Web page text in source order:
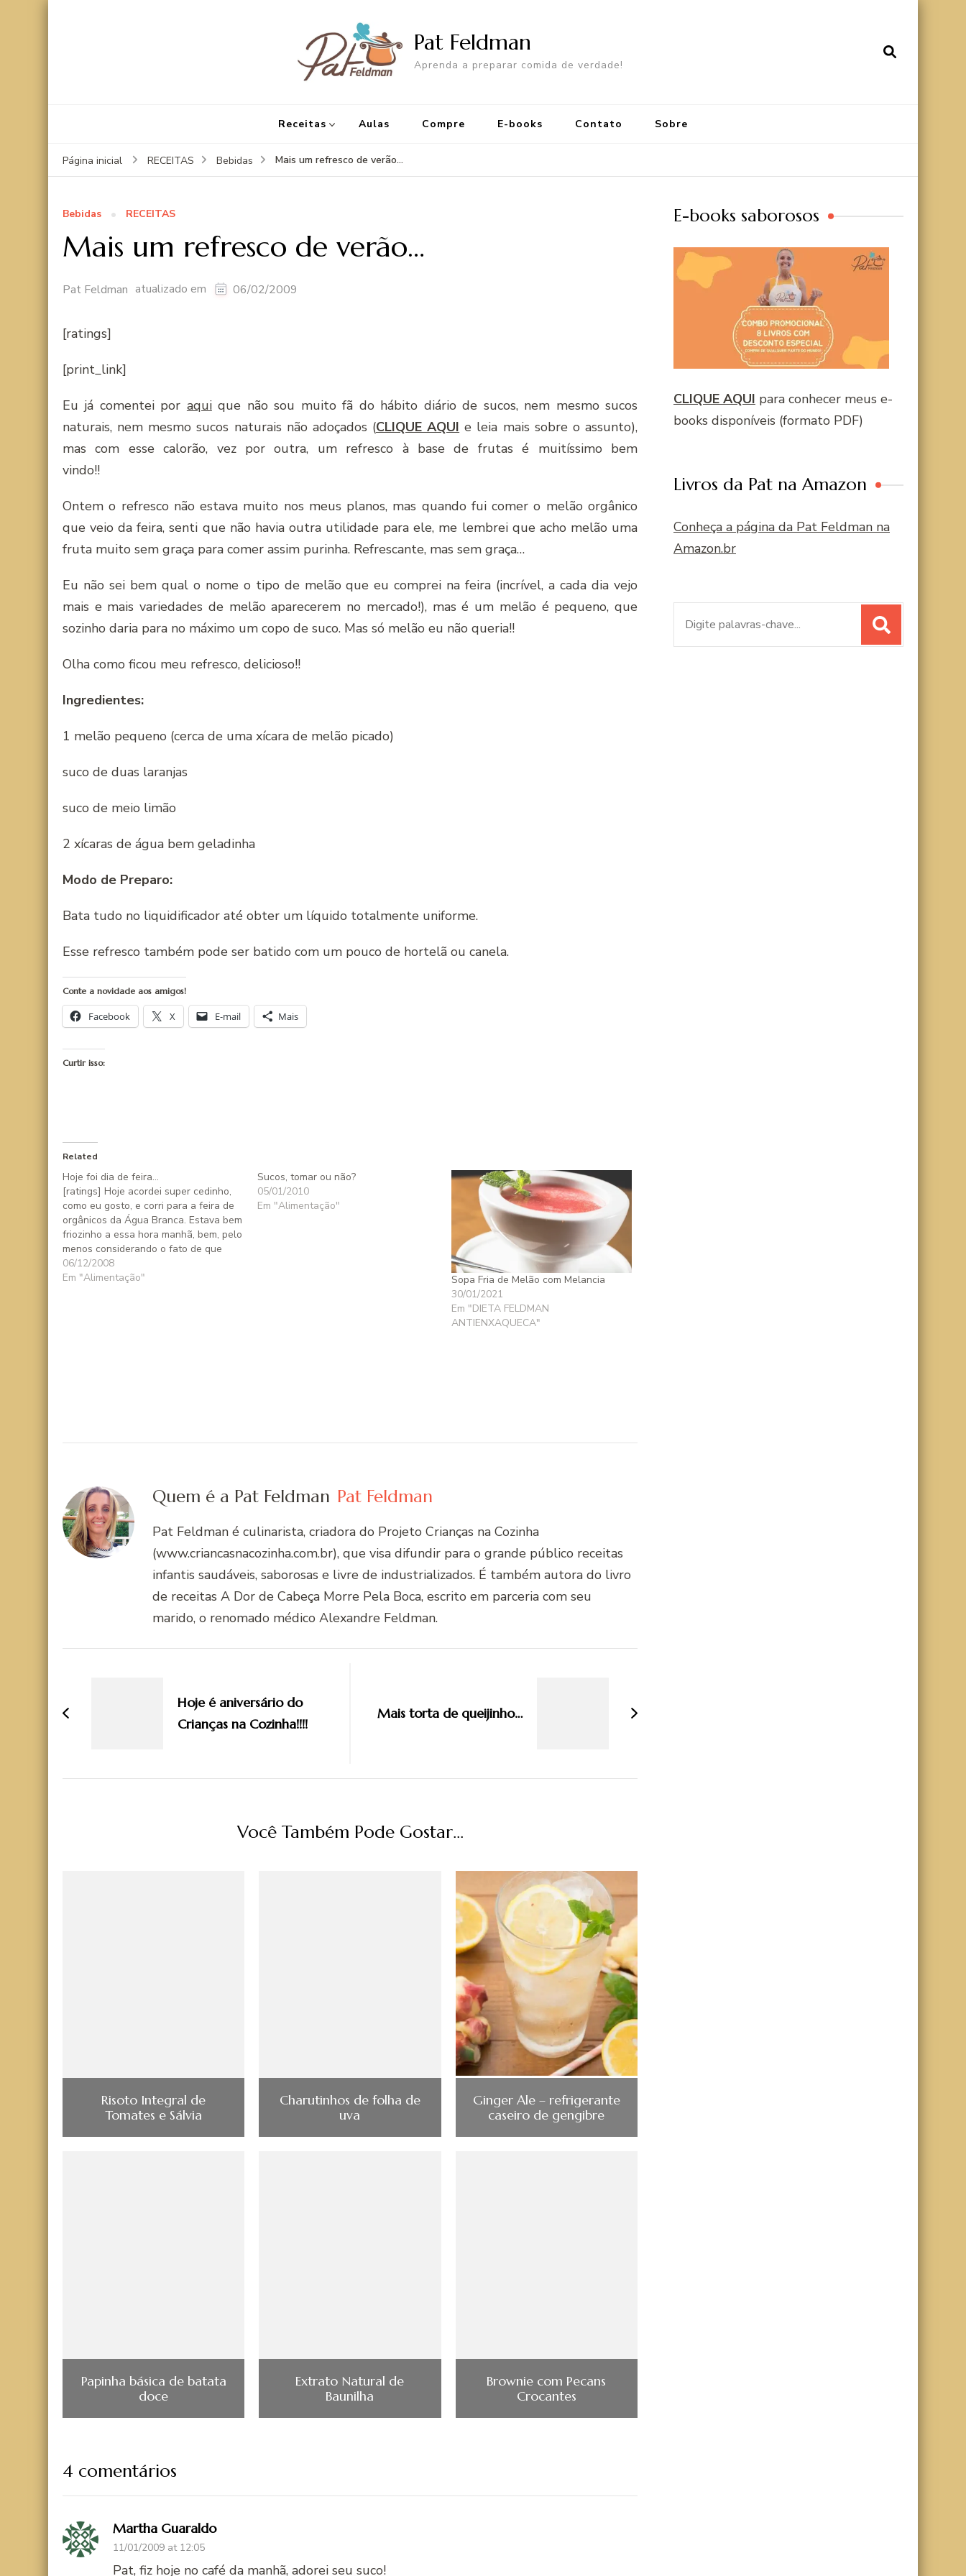
Pat Feldman
Aprenda a preparar comida de verdade!
Receitas Aulas Compre E-books Contato Sobre
Página inicial RECEITAS Bebidas Mais um refresco de verão…
Bebidas RECEITAS
Mais um refresco de verão…
Pat Feldman atualizado em 06/02/2009
[ratings]
[print_link]
Eu já comentei por aquique não sou muito fã do hábito diário de sucos, nem mesmo sucos
naturais, nem mesmo sucos naturais não adoçados (CLIQUE AQUI e leia mais sobre o assunto),
mas com esse calorão, vez por outra, um refresco à base de frutas é muitíssimo bem
vindo!!
Ontem o refresco não estava muito nos meus planos, mas quando fui comer o melão orgânico
que veio da feira, senti que não havia outra utilidade para ele, me lembrei que acho melão uma
fruta muito sem graça para comer assim purinha. Refrescante, mas sem graça…
Eu não sei bem qual o nome o tipo de melão que eu comprei na feira (incrível, a cada dia vejo
mais e mais variedades de melão aparecerem no mercado!), mas é um melão é pequeno, que
sozinho daria para no máximo um copo de suco. Mas só melão eu não queria!!
Olha como ficou meu refresco, delicioso!!
Ingredientes:
1 melão pequeno (cerca de uma xícara de melão picado)
suco de duas laranjas
suco de meio limão
2 xícaras de água bem geladinha
Modo de Preparo:
Bata tudo no liquidificador até obter um líquido totalmente uniforme.
Esse refresco também pode ser batido com um pouco de hortelã ou canela.
Conte a novidade aos amigos!
Facebook X E-mail Mais
Curtir isso:
Related
Hoje foi dia de feira…
[ratings] Hoje acordei super cedinho,
como eu gosto, e corri para a feira de
orgânicos da Água Branca. Estava bem
friozinho a essa hora manhã, bem, pelo
menos considerando o fato de que
estamos praticamente no verão e de
que eu sou muito friorenta... Mas a
06/12/2008
Em "Alimentação"
Sucos, tomar ou não?
05/01/2010
Em "Alimentação"
Sopa Fria de Melão com Melancia
30/01/2021
Em "DIETA FELDMAN
ANTIENXAQUECA"
Quem é a Pat Feldman Pat Feldman
Pat Feldman é culinarista, criadora do Projeto Crianças na Cozinha
(www.criancasnacozinha.com.br), que visa difundir para o grande público receitas
infantis saudáveis, saborosas e livre de industrializados. É também autora do livro
de receitas A Dor de Cabeça Morre Pela Boca, escrito em parceria com seu
marido, o renomado médico Alexandre Feldman.
post
Hoje é aniversário do
Crianças na Cozinha!!!!
Mais torta de queijinho…
Você Também Pode Gostar...
Risoto Integral de
Tomates e Sálvia
Charutinhos de folha de
uva
Ginger Ale – refrigerante
caseiro de gengibre
Papinha básica de batata
doce
Extrato Natural de
Baunilha
Brownie com Pecans
Crocantes
4 comentários
Martha Guaraldo
11/01/2009 at 12:05
Pat, fiz hoje no café da manhã, adorei seu suco!
E-books saborosos
CLIQUE AQUI para conhecer meus e-
books disponíveis (formato PDF)
Livros da Pat na Amazon
Conheça a página da Pat Feldman na
Amazon.br